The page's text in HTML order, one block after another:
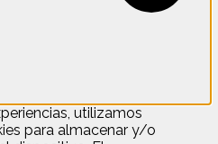
utilizamos
para almacenar y/o